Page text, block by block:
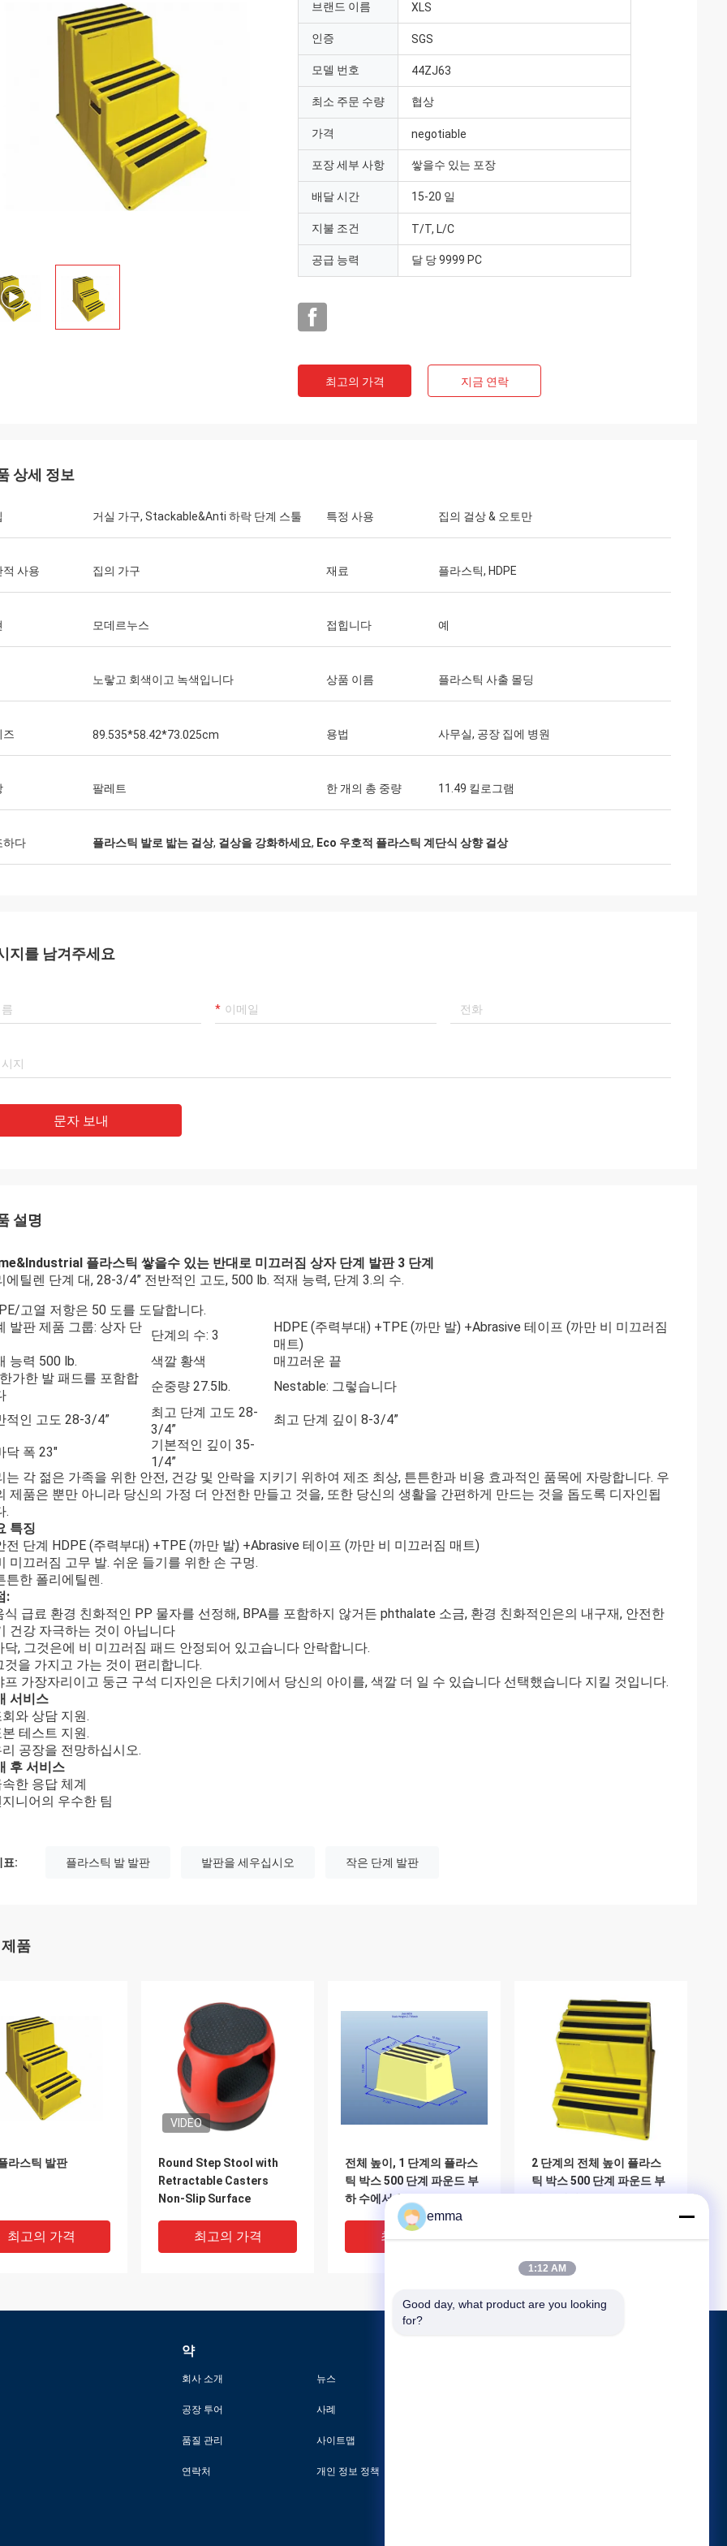
학 관리、 다양화 그리고 다양성을
브랜드 이름 XLS
인증 SGS
모델 번호 44ZJ63
최소 주문 수량 협상
가격 negotiable
포장 세부 사항 쌓을수 있는 포장
배달 시간 15-20 일
지불 조건 T/T, L/C
공급 능력 달 당 9999 PC
최고의 가격 지금 연락
상세 정보
거실 가구, Stackable&Anti 하락 단계 스툴 특정 사용 집의 걸상 & 오토만
적 사용 집의 가구 재료 플라스틱, HDPE
모데르누스 접힙니다 예
노랗고 회색이고 녹색입니다 상품 이름 플라스틱 사출 몰딩
즈 89.535*58.42*73.025cm 용법 사무실, 공장 집에 병원
팔레트 한 개의 총 중량 11.49 킬로그램
하다 플라스틱 발로 밟는 걸상, 걸상을 강화하세요, Eco 우호적 플라스틱 계단식 상향 걸상
지를 남겨주세요
문자 보내
설명
플라스틱 쌓을수 있는 반대로 미끄러짐 상자 단계 발판 3 단계
에틸렌 단계 대, 28-3/4” 전반적인 고도, 500 lb. 적재 능력, 단계 3.의 수.
고열 저항은 50 도를 도달합니다.
발판 제품 그룹: 상자 단
단계의 수: 3
HDPE (주력부대) +TPE (까만 발) +Abrasive 테이프 (까만 비 미끄러짐
매트)
능력 500 lb.
색깔 황색
매끄러운 끝
가한 발 패드를 포함합
순중량 27.5lb. Nestable: 그렇습니다
적인 고도 28-3/4”
최고 단계 고도 28-
3/4”
최고 단계 깊이 8-3/4”
닥 폭 23"
기본적인 깊이 35-
1/4”
는 각 젊은 가족을 위한 안전, 건강 및 안락을 지키기 위하여 제조 최상, 튼튼한과 비용 효과적인 품목에 자랑합니다. 우
제품은 뿐만 아니라 당신의 가정 더 안전한 만들고 것을, 또한 당신의 생활을 간편하게 만드는 것을 돕도록 디자인됩
.
특징
전 단계 HDPE (주력부대) +TPE (까만 발) +Abrasive 테이프 (까만 비 미끄러짐 매트)
미끄러짐 고무 발. 쉬운 들기를 위한 손 구멍.
튼한 폴리에틸렌.
:
식 급료 환경 친화적인 PP 물자를 선정해, BPA를 포함하지 않거든 phthalate 소금, 환경 친화적인은의 내구재, 안전한
건강 자극하는 것이 아닙니다
닥, 그것은에 비 미끄러짐 패드 안정되어 있고습니다 안락합니다.
것을 가지고 가는 것이 편리합니다.
프 가장자리이고 둥근 구석 디자인은 다치기에서 당신의 아이를, 색깔 더 일 수 있습니다 선택했습니다 지킬 것입니다.
서비스
와 상담 지원.
테스트 지원.
공장을 전망하십시오.
후 서비스
한 응답 체계
니어의 우수한 팀
표: 플라스틱 발 발판 발판을 세우십시오 작은 단계 발판
품
라스틱 발판
최고의 가격
VIDEO
Round Step Stool with
Retractable Casters
Non-Slip Surface
최고의 가격
전체 높이, 1 단계의 플라스
틱 박스 500 단계 파운드 부
하 수에서 12
최고의 가격
2 단계의 전체 높이 플라스
틱 박스 500 단계 파운드 부
최고의 가격
거친 테이프 작은 단계 발판
거친 발 테이프를 가진 1개
약
회사 소개
공장 투어
품질 관리
연락처
뉴스
사례
사이트맵
개인 정보 정책
emma
1:12 AM
Good day, what product are you looking
for?